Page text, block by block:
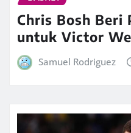
Chris Bosh Beri
untuk Victor
Samuel Rodriguez